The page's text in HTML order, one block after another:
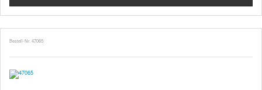
Bestell-Nr. 47065